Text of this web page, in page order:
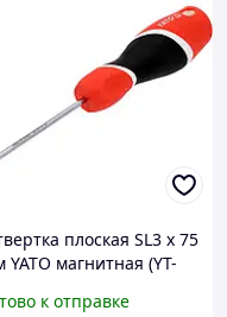
плоская SL3 х 75
YATO магнитная (YT-
к отправке